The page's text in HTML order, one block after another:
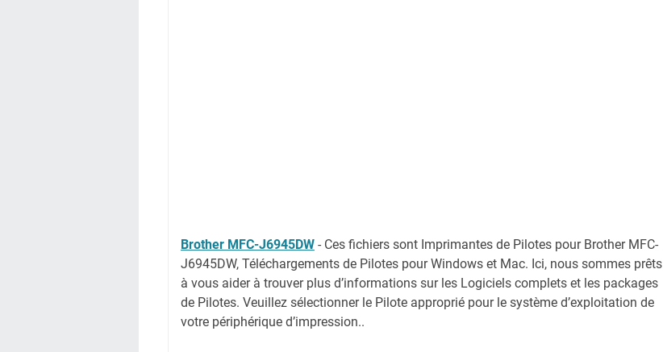
Brother MFC-J6945DW - Ces fichiers sont Imprimantes de Pilotes pour Brother MFC-
J6945DW, Téléchargements de Pilotes pour Windows et Mac. Ici, nous sommes prêts
à vous aider à trouver plus d’informations sur les Logiciels complets et les packages
de Pilotes. Veuillez sélectionner le Pilote approprié pour le système d’exploitation de
votre périphérique d’impression..